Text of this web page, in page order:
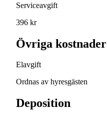
Serviceavgift
396 kr
Övriga kostnader
Elavgift
Ordnas av hyresgästen
Deposition